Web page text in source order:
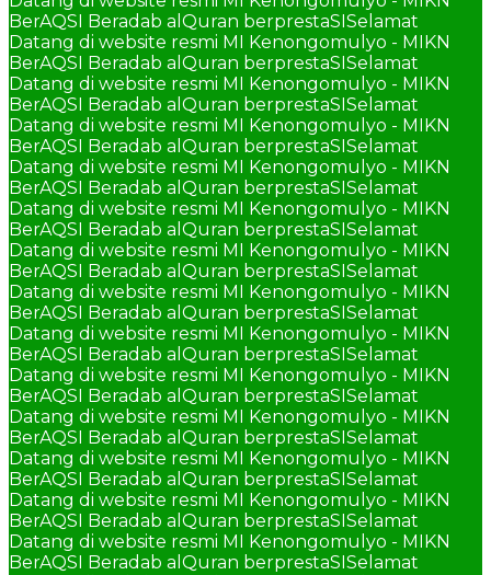
BerAQSI Beradab alQuran berprestaSISelamat
Datang di website resmi MI Kenongomulyo - MIKN
BerAQSI Beradab alQuran berprestaSISelamat
Datang di website resmi MI Kenongomulyo - MIKN
BerAQSI Beradab alQuran berprestaSISelamat
Datang di website resmi MI Kenongomulyo - MIKN
BerAQSI Beradab alQuran berprestaSISelamat
Datang di website resmi MI Kenongomulyo - MIKN
BerAQSI Beradab alQuran berprestaSISelamat
Datang di website resmi MI Kenongomulyo - MIKN
BerAQSI Beradab alQuran berprestaSISelamat
Datang di website resmi MI Kenongomulyo - MIKN
BerAQSI Beradab alQuran berprestaSISelamat
Datang di website resmi MI Kenongomulyo - MIKN
BerAQSI Beradab alQuran berprestaSISelamat
Datang di website resmi MI Kenongomulyo - MIKN
BerAQSI Beradab alQuran berprestaSISelamat
Datang di website resmi MI Kenongomulyo - MIKN
BerAQSI Beradab alQuran berprestaSISelamat
Datang di website resmi MI Kenongomulyo - MIKN
BerAQSI Beradab alQuran berprestaSISelamat
Datang di website resmi MI Kenongomulyo - MIKN
BerAQSI Beradab alQuran berprestaSISelamat
Datang di website resmi MI Kenongomulyo - MIKN
BerAQSI Beradab alQuran berprestaSISelamat
Datang di website resmi MI Kenongomulyo - MIKN
BerAQSI Beradab alQuran berprestaSISelamat